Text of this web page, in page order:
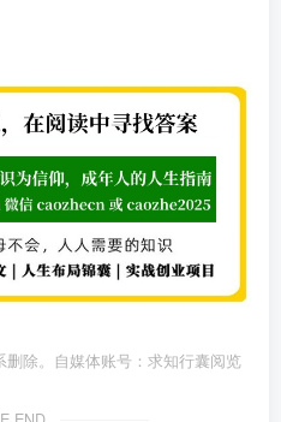
除。自媒体账号：求知行囊阅览